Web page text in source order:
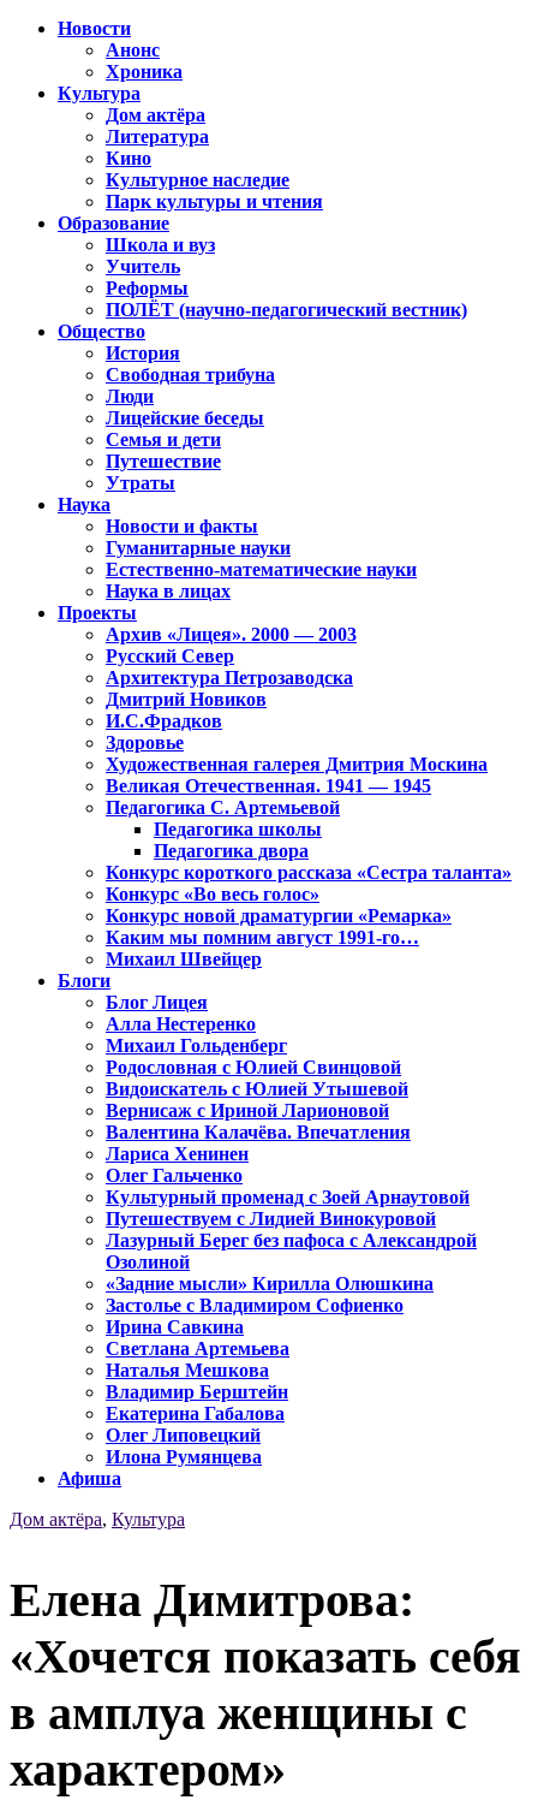
Новости
Анонс
Хроника
Культура
Дом актёра
Литература
Кино
Культурное наследие
Парк культуры и чтения
Образование
Школа и вуз
Учитель
Реформы
ПОЛЁТ (научно-педагогический вестник)
Общество
История
Свободная трибуна
Люди
Лицейские беседы
Семья и дети
Путешествие
Утраты
Наука
Новости и факты
Гуманитарные науки
Естественно-математические науки
Наука в лицах
Проекты
Архив «Лицея». 2000 — 2003
Русский Север
Архитектура Петрозаводска
Дмитрий Новиков
И.С.Фрадков
Здоровье
Художественная галерея Дмитрия Москина
Великая Отечественная. 1941 — 1945
Педагогика С. Артемьевой
Педагогика школы
Педагогика двора
Конкурс короткого рассказа «Сестра таланта»
Конкурс «Во весь голос»
Конкурс новой драматургии «Ремарка»
Каким мы помним август 1991-го…
Михаил Швейцер
Блоги
Блог Лицея
Алла Нестеренко
Михаил Гольденберг
Родословная с Юлией Свинцовой
Видоискатель с Юлией Утышевой
Вернисаж с Ириной Ларионовой
Валентина Калачёва. Впечатления
Лариса Хенинен
Олег Гальченко
Культурный променад с Зоей Арнаутовой
Путешествуем с Лидией Винокуровой
Лазурный Берег без пафоса с Александрой
Озолиной
«Задние мысли» Кирилла Олюшкина
Застолье с Владимиром Софиенко
Ирина Савкина
Светлана Артемьева
Наталья Мешкова
Владимир Берштейн
Екатерина Габалова
Олег Липовецкий
Илона Румянцева
Афиша
Дом актёра, Культура
Елена Димитрова:
«Хочется показать себя
в амплуа женщины с
характером»